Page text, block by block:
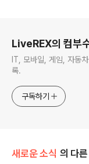
LiveREX의 컴부
IT, 모바일, 게임, 자동
록.
구독하기
새로운 소식 의 다